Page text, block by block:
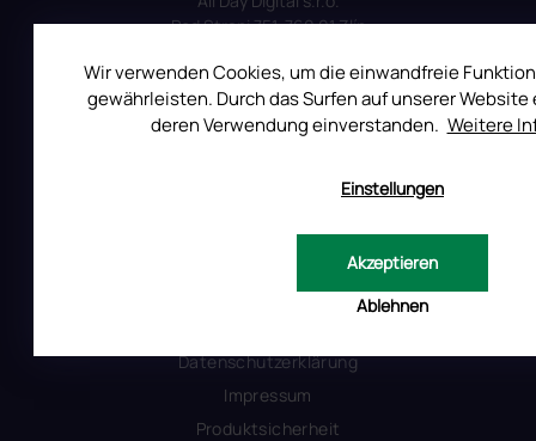
Wir verwenden Cookies, um die einwandfreie
gewährleisten. Durch das Surfen auf unserer Website
deren Verwendung einverstanden. Weitere
Einstellungen
Ablehnen
Akzeptieren
Pod Strani 751, 760 01 Zlín
ALLES ÜBER DEN EINKAUF
Versandkosten
Datenschutzerklärung
Impressum
Produktsicherheit